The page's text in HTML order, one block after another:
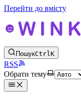
Перейти до вмісту
ПошукCtrlK
RSS
Обрати тему